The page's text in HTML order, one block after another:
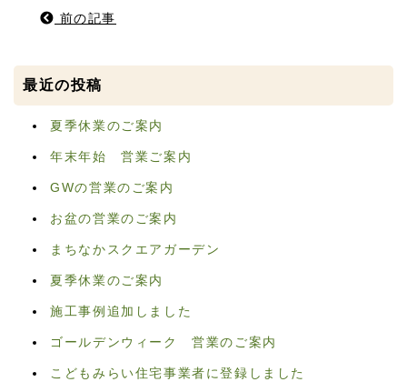
前の記事
最近の投稿
夏季休業のご案内
年末年始 営業ご案内
GWの営業のご案内
お盆の営業のご案内
まちなかスクエアガーデン
夏季休業のご案内
施工事例追加しました
ゴールデンウィーク 営業のご案内
こどもみらい住宅事業者に登録しました